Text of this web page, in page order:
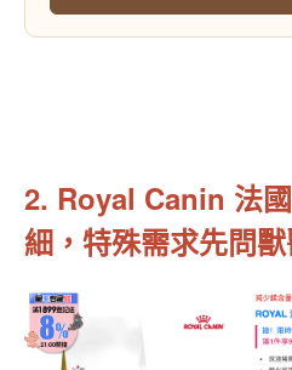
2. Royal Canin 法
細，特殊需求先問